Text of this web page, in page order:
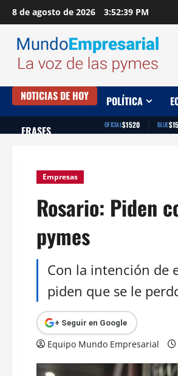
Saltar
al
contenido
8 de agosto de 2026 3:52:40 PM
NOTICIAS DE HOY POLÍTICA
FRASES OFICIAL$1520 | BLUE
Empresas
Rosario: Piden
pymes
Con la intención de
piden que se le
+ Seguir en Google
Equipo Mundo Empresarial